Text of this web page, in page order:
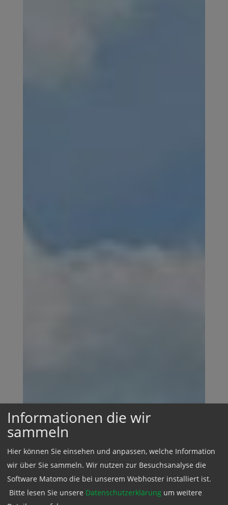
Informationen die wir
sammeln
Hier können Sie einsehen und anpassen, welche Information
wir über Sie sammeln. Wir nutzen zur Besuchsanalyse die
Software Matomo die bei unserem Webhoster installiert ist.
Bitte lesen Sie unsere Datenschutzerklärung um weitere